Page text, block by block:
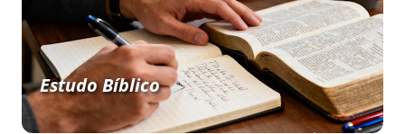
Estudo Bíblico